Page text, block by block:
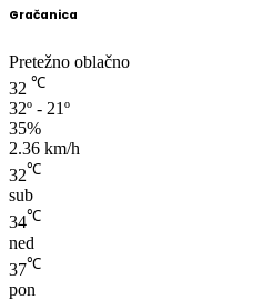
Gračanica
Pretežno oblačno
32 ℃
32º - 21º
35%
2.36 km/h
32℃
sub
34℃
ned
37℃
pon